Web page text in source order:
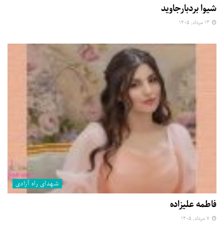
شیوا بردبارجاوید
شهدای راه آزادی
فاطمه علیزاده